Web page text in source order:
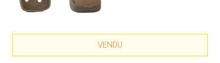
VENDU